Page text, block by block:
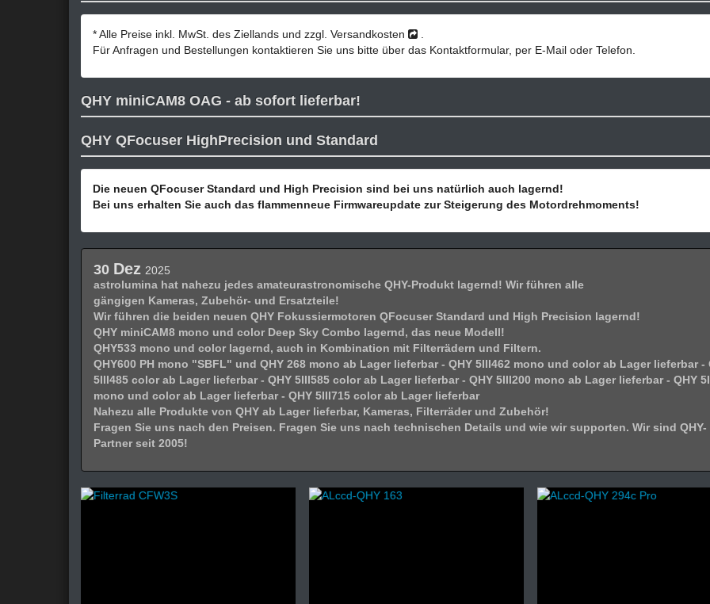
* Alle Preise inkl. MwSt. des Ziellands und zzgl. Versandkosten
Für Anfragen und Bestellungen kontaktieren Sie uns bitte über das Kontaktformular, per E-Mail oder Telefon.
QHY miniCAM8 OAG - ab sofort lieferbar!
QHY QFocuser HighPrecision und Standard
Die neuen QFocuser Standard und High Precision sind bei uns natürlich auch lagernd!
Bei uns erhalten Sie auch das flammenneue Firmwareupdate zur Steigerung des Motordrehmoments!
30 Dez 2025
astrolumina hat nahezu jedes amateurastronomische QHY-Produkt lagernd! Wir führen alle
gängigen Kameras, Zubehör- und Ersatzteile!
Wir führen die beiden neuen QHY Fokussiermotoren QFocuser Standard und High Precision lagernd!
QHY miniCAM8 mono und color Deep Sky Combo lagernd, das neue Modell!
QHY533 mono und color lagernd, auch in Kombination mit Filterrädern und Filtern.
QHY600 PH mono "SBFL" und QHY 268 mono ab Lager lieferbar - QHY 5III462 mono und color ab Lager lieferbar -
5III485 color ab Lager lieferbar - QHY 5III585 color ab Lager lieferbar - QHY 5III200 mono ab Lager lieferbar - QHY
mono und color ab Lager lieferbar - QHY 5III715 color ab Lager lieferbar
Nahezu alle Produkte von QHY ab Lager lieferbar, Kameras, Filterräder und Zubehör!
Fragen Sie uns nach den Preisen. Fragen Sie uns nach technischen Details und wie wir supporten. Wir sind QHY-
Partner seit 2005!